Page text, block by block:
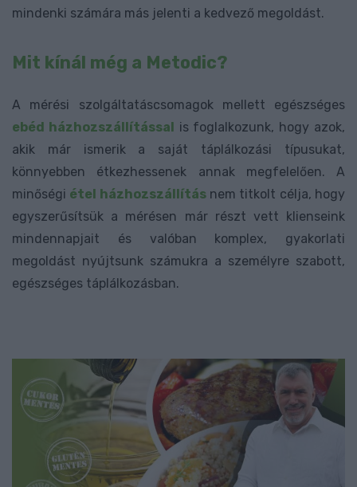
mindenki számára más jelenti a kedvező megoldást.
Mit kínál még a Metodic?
A mérési szolgáltatáscsomagok mellett egészséges
ebéd házhozszállítással is foglalkozunk, hogy azok,
akik már ismerik a saját táplálkozási típusukat,
könnyebben étkezhessenek annak megfelelően. A
minőségi étel házhozszállításnem titkolt célja, hogy
egyszerűsítsük a mérésen már részt vett klienseink
mindennapjait és valóban komplex, gyakorlati
megoldást nyújtsunk számukra a személyre szabott,
egészséges táplálkozásban.